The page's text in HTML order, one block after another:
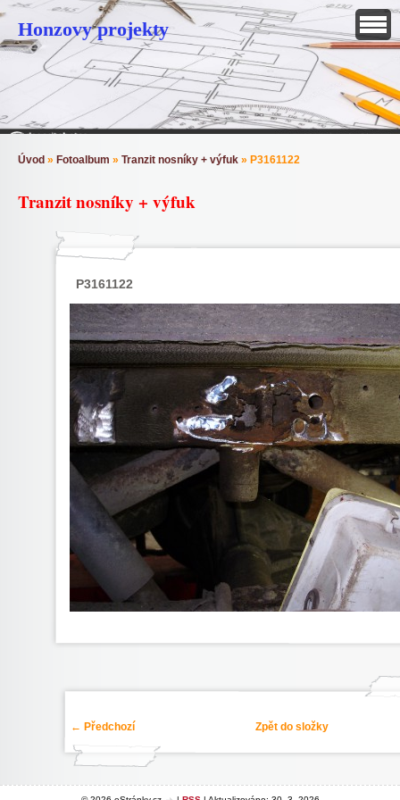
Honzovy projekty
Úvod » Fotoalbum » Tranzit nosníky + výfuk » P3161122
Tranzit nosníky + výfuk
P3161122
← Předchozí Zpět do složky